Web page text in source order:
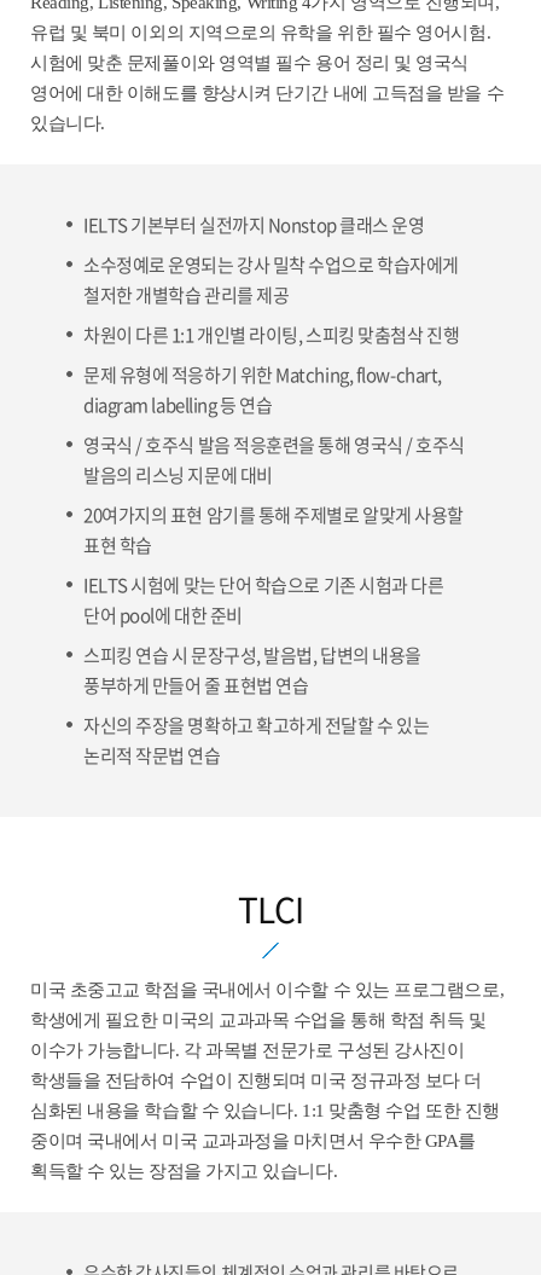
유럽 및 북미 이외의 지역으로의 유학을 위한 필수 영어시험.
시험에 맞춘 문제풀이와 영역별 필수 용어 정리 및 영국식
영어에 대한 이해도를 향상시켜 단기간 내에 고득점을 받을 수
있습니다.
IELTS 기본부터 실전까지 Nonstop 클래스 운영
소수정예로 운영되는 강사 밀착 수업으로 학습자에게
철저한 개별학습 관리를 제공
차원이 다른 1:1 개인별 라이팅, 스피킹 맞춤첨삭 진행
문제 유형에 적응하기 위한 Matching, flow-chart,
diagram labelling 등 연습
영국식 / 호주식 발음 적응훈련을 통해 영국식 / 호주식
발음의 리스닝 지문에 대비
20여가지의 표현 암기를 통해 주제별로 알맞게 사용할
표현 학습
IELTS 시험에 맞는 단어 학습으로 기존 시험과 다른
단어 pool에 대한 준비
스피킹 연습 시 문장구성, 발음법, 답변의 내용을
풍부하게 만들어 줄 표현법 연습
자신의 주장을 명확하고 확고하게 전달할 수 있는
논리적 작문법 연습
TLCI
미국 초중고교 학점을 국내에서 이수할 수 있는 프로그램으로,
학생에게 필요한 미국의 교과과목 수업을 통해 학점 취득 및
이수가 가능합니다. 각 과목별 전문가로 구성된 강사진이
학생들을 전담하여 수업이 진행되며 미국 정규과정 보다 더
심화된 내용을 학습할 수 있습니다. 1:1 맞춤형 수업 또한 진행
중이며 국내에서 미국 교과과정을 마치면서 우수한 GPA를
획득할 수 있는 장점을 가지고 있습니다.